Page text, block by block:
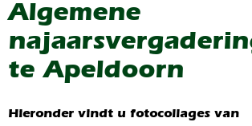
Algemene
te Apeldoorn
Hieronder vindt u fotocollages van